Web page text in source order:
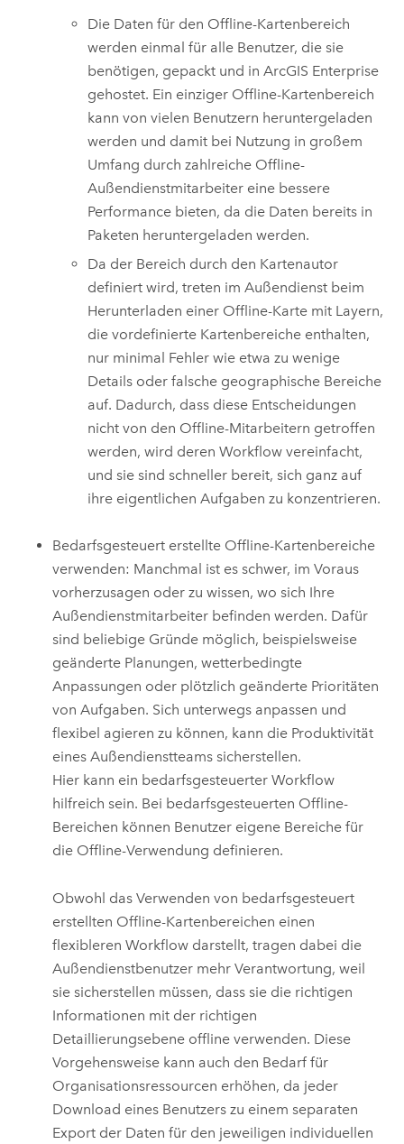
Die Daten für den Offline-Kartenbereich
werden einmal für alle Benutzer, die sie
benötigen, gepackt und inArcGIS Enterprise
gehostet. Ein einziger Offline-Kartenbereich
kann von vielen Benutzern heruntergeladen
werden und damit bei Nutzung in großem
Umfang durch zahlreiche Offline-
Außendienstmitarbeiter eine bessere
Performance bieten, da die Daten bereits in
Paketen heruntergeladen werden.
Da der Bereich durch den Kartenautor
definiert wird, treten im Außendienst beim
Herunterladen einer Offline-Karte mit Layern,
die vordefinierte Kartenbereiche enthalten,
nur minimal Fehler wie etwa zu wenige
Details oder falsche geographische Bereiche
auf. Dadurch, dass diese Entscheidungen
nicht von den Offline-Mitarbeitern getroffen
werden, wird deren Workflow vereinfacht,
und sie sind schneller bereit, sich ganz auf
ihre eigentlichen Aufgaben zu konzentrieren.
Bedarfsgesteuert erstellte Offline-Kartenbereiche
verwenden: Manchmal ist es schwer, im Voraus
vorherzusagen oder zu wissen, wo sich Ihre
Außendienstmitarbeiter befinden werden. Dafür
sind beliebige Gründe möglich, beispielsweise
geänderte Planungen, wetterbedingte
Anpassungen oder plötzlich geänderte Prioritäten
von Aufgaben. Sich unterwegs anpassen und
flexibel agieren zu können, kann die Produktivität
eines Außendienstteams sicherstellen.
Hier kann ein bedarfsgesteuerter Workflow
hilfreich sein. Bei bedarfsgesteuerten Offline-
Bereichen können Benutzer eigene Bereiche für
die Offline-Verwendung definieren.
Obwohl das Verwenden von bedarfsgesteuert
erstellten Offline-Kartenbereichen einen
flexibleren Workflow darstellt, tragen dabei die
Außendienstbenutzer mehr Verantwortung, weil
sie sicherstellen müssen, dass sie die richtigen
Informationen mit der richtigen
Detaillierungsebene offline verwenden. Diese
Vorgehensweise kann auch den Bedarf für
Organisationsressourcen erhöhen, da jeder
Download eines Benutzers zu einem separaten
Export der Daten für den jeweiligen individuellen